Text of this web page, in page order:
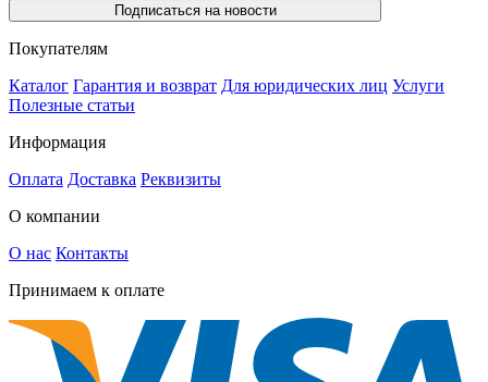
Подписаться на новости
Покупателям
Каталог Гарантия и возврат Для юридических лиц Услуги
Полезные статьи
Информация
Оплата Доставка Реквизиты
О компании
О нас Контакты
Принимаем к оплате